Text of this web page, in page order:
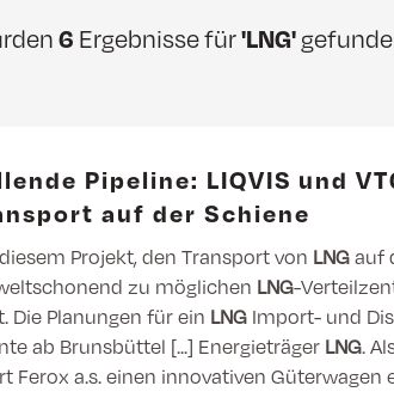
6 Ergebnisse für'LNG'
Pipeline: LIQVIS und
auf der Schiene
Projekt, den Transport von LNGauf
zu möglichen LNG-
Die Planungen für ein LNG Import- und
ab Brunsbüttel [...] Energieträger LNG.
Ferox a.s. einen innovativen